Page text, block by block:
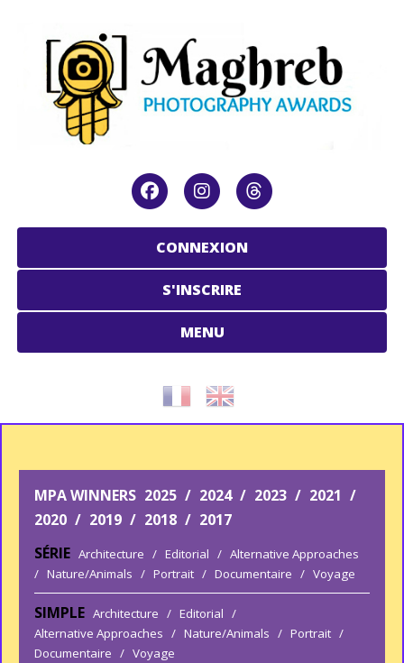
CONNEXION
S'INSCRIRE
MENU
MPA WINNERS 2025 / 2024 / 2023 / 2021 /
2020 / 2019 / 2018 / 2017
SÉRIE Architecture / Editorial / Alternative Approaches
/ Nature/Animals / Portrait / Documentaire / Voyage
SIMPLE Architecture / Editorial /
Alternative Approaches / Nature/Animals / Portrait /
Documentaire / Voyage